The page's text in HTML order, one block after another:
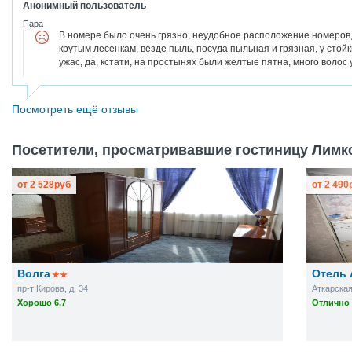
Анонимный пользователь
Пара
В номере было очень грязно, неудобное расположение
крутым лесенкам, везде пыль, посуда пыльная и грязная, у
ужас, да, кстати, на простынях были желтые пятна, много волос
Посмотреть ещё отзывы
Посетители, просматривавшие гостиницу
Волга
пр-т Кирова, д. 34
Хорошо 6.7
от 2 528руб
Отель
Отлично
от 2 490